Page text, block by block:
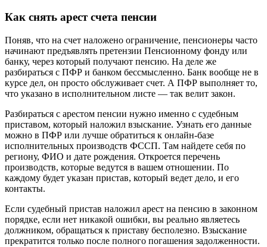
Как снять арест счета пенсии
Поняв, что на счет наложено ограничение, пенсионеры часто
начинают предъявлять претензии Пенсионному фонду или
банку, через который получают пенсию. На деле же
разбираться с ПФР и банком бессмысленно. Банк вообще не в
курсе дел, он просто обслуживает счет. А ПФР выполняет то,
что указано в исполнительном листе — так велит закон.
Разбираться с арестом пенсии нужно именно с судебным
приставом, который наложил взыскание. Узнать его данные
можно в ПФР или лучше обратиться к онлайн-базе
исполнительных производств ФССП. Там найдете себя по
региону, ФИО и дате рождения. Откроется перечень
производств, которые ведутся в вашем отношении. По
каждому будет указан пристав, который ведет дело, и его
контакты.
Если судебный пристав наложил арест на пенсию в законном
порядке, если нет никакой ошибки, вы реально являетесь
должником, обращаться к приставу бесполезно. Взыскание
прекратится только после полного погашения задолженности.